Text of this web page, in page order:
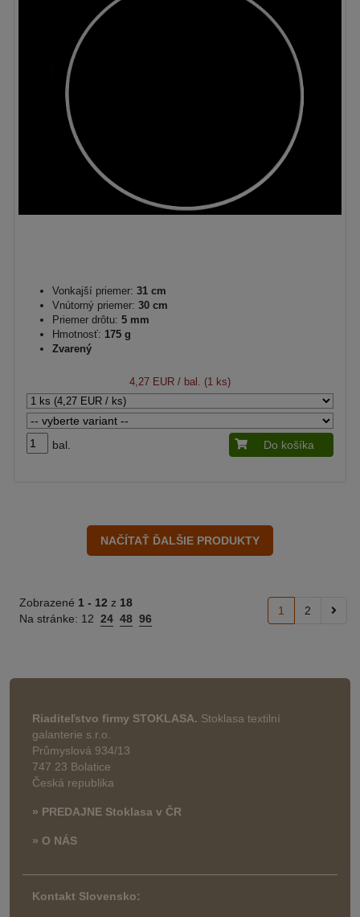
Vonkajší priemer: 31 cm
Vnútorný priemer: 30 cm
Priemer drôtu: 5 mm
Hmotnosť: 175 g
Zvarený
4,27 EUR / bal. (1 ks)
bal. Do košíka
Zobrazené 1 - 12 z 18
Na stránke: 12 24 48 96
1 2
Riaditeľstvo firmy STOKLASA. Stoklasa textilní
galanterie s.r.o.
Průmyslová 934/13
747 23 Bolatice
Česká republika
» PREDAJNE Stoklasa v ČR
» O NÁS
Kontakt Slovensko: